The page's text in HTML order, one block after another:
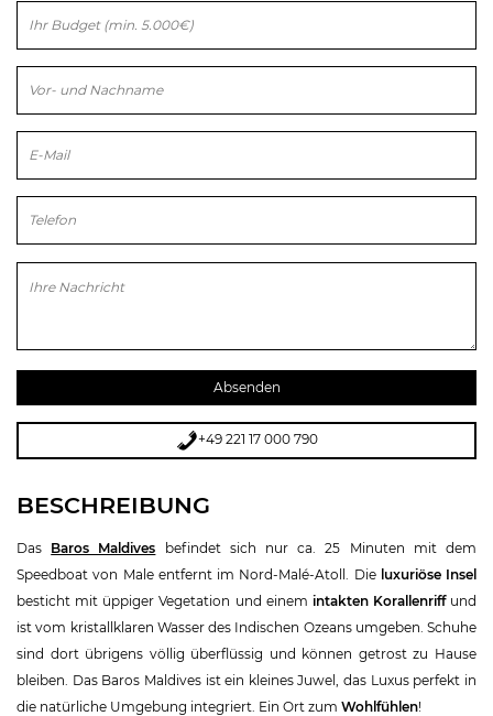
+49 221 17 000 790
BESCHREIBUNG
Das Baros Maldives befindet sich nur ca. 25 Minuten mit dem
Speedboat von Male entfernt im Nord-Malé-Atoll. Die luxuriöse Insel
besticht mit üppiger Vegetation und einem intakten Korallenriffund
ist vom kristallklaren Wasser des Indischen Ozeans umgeben. Schuhe
sind dort übrigens völlig überflüssig und können getrost zu Hause
bleiben. Das Baros Maldives ist ein kleines Juwel, das Luxus perfekt in
die natürliche Umgebung integriert. Ein Ort zum Wohlfühlen!